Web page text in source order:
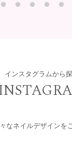
インスタグラムから
なネイルデザインを